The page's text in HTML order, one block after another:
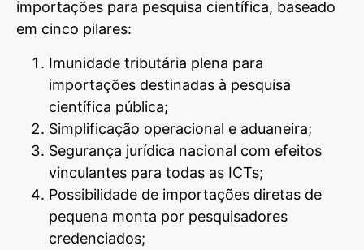
importações para pesquisa científica, baseado
em cinco pilares:
Imunidade tributária plena para
importações destinadas à pesquisa
científica pública;
Simplificação operacional e aduaneira;
Segurança jurídica nacional com efeitos
vinculantes para todas as ICTs;
Possibilidade de importações diretas de
pequena monta por pesquisadores
credenciados;